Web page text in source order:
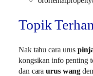
Topik
Nak tahu cara urus
kongsikan info penting
dan caraurus wang